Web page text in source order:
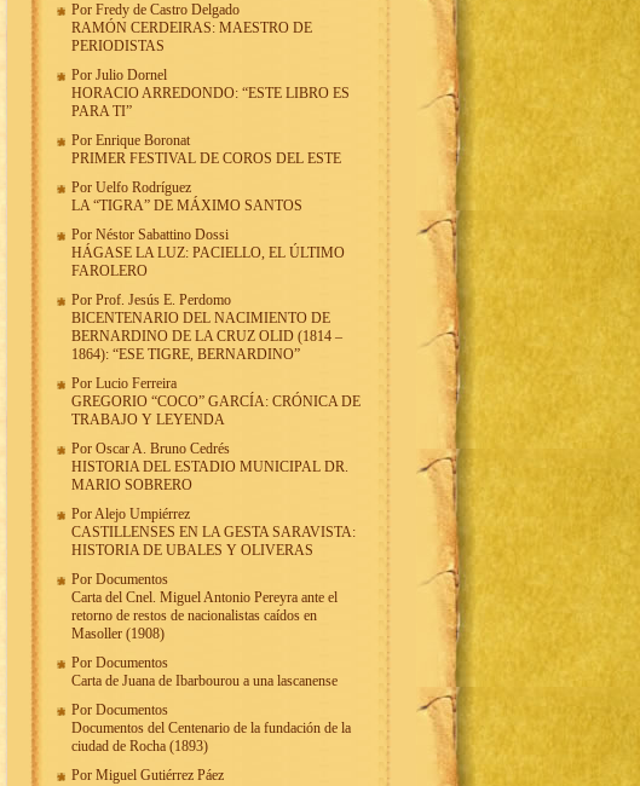
Por Fredy de Castro Delgado
RAMÓN CERDEIRAS: MAESTRO DE
PERIODISTAS
Por Julio Dornel
HORACIO ARREDONDO: “ESTE LIBRO ES
PARA TI”
Por Enrique Boronat
PRIMER FESTIVAL DE COROS DEL ESTE
Por Uelfo Rodríguez
LA “TIGRA” DE MÁXIMO SANTOS
Por Néstor Sabattino Dossi
HÁGASE LA LUZ: PACIELLO, EL ÚLTIMO
FAROLERO
Por Prof. Jesús E. Perdomo
BICENTENARIO DEL NACIMIENTO DE
BERNARDINO DE LA CRUZ OLID (1814 –
1864): “ESE TIGRE, BERNARDINO”
Por Lucio Ferreira
GREGORIO “COCO” GARCÍA: CRÓNICA DE
TRABAJO Y LEYENDA
Por Oscar A. Bruno Cedrés
HISTORIA DEL ESTADIO MUNICIPAL DR.
MARIO SOBRERO
PorAlejo Umpiérrez
CASTILLENSES EN LA GESTA SARAVISTA:
HISTORIA DE UBALES Y OLIVERAS
Por Documentos
Carta del Cnel. Miguel Antonio Pereyra ante el
retorno de restos de nacionalistas caídos en
Masoller (1908)
Por Documentos
Carta de Juana de Ibarbourou a una lascanense
Por Documentos
Documentos del Centenario de la fundación de la
ciudad de Rocha (1893)
Por Miguel Gutiérrez Páez